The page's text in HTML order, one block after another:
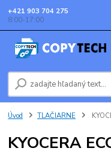
+421 903 704 275
8:00-17:00
Úvod TLAČIARNE
KYOCERA